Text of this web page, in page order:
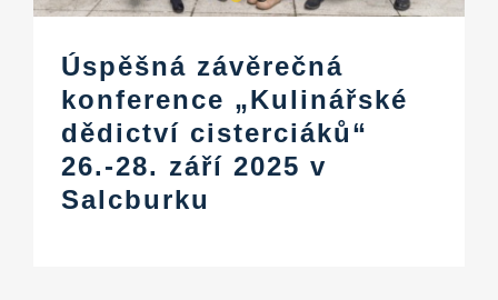
Úspěšná závěrečná
konference „Kulinářské
dědictví cisterciáků“
26.-28. září 2025 v
Salcburku